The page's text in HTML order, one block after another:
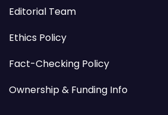
Editorial Team
Ethics Policy
Fact-Checking Policy
Ownership & Funding Info